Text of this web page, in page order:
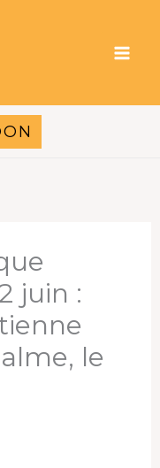
juin :
le